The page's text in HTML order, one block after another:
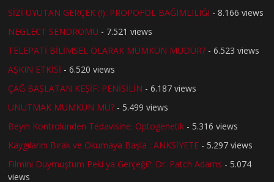
SİZİ UYUTAN GERÇEK (!): PROPOFOL BAĞIMLILIĞI - 8.166 views
NEGLECT SENDROMU - 7.521 views
TELEPATİ BİLİMSEL OLARAK MÜMKÜN MÜDÜR? - 6.523 views
AŞKIN ETKİSİ - 6.520 views
ÇAĞ BAŞLATAN KEŞİF: PENİSİLİN - 6.187 views
UNUTMAK MÜMKÜN MÜ? - 5.499 views
Beyin Kontrolünden Tedavisine: Optogenetik - 5.316 views
Kaygılarını Bırak ve Okumaya Başla : ANKSİYETE - 5.297 views
Filmini Duymuştum Peki ya Gerçeği?: Dr. Patch Adams - 5.074
views